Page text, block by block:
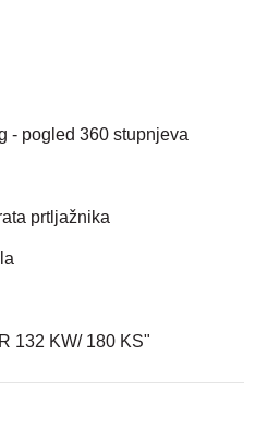
- pogled 360 stupnjeva
prtljažnika
132 KW/ 180 KS"